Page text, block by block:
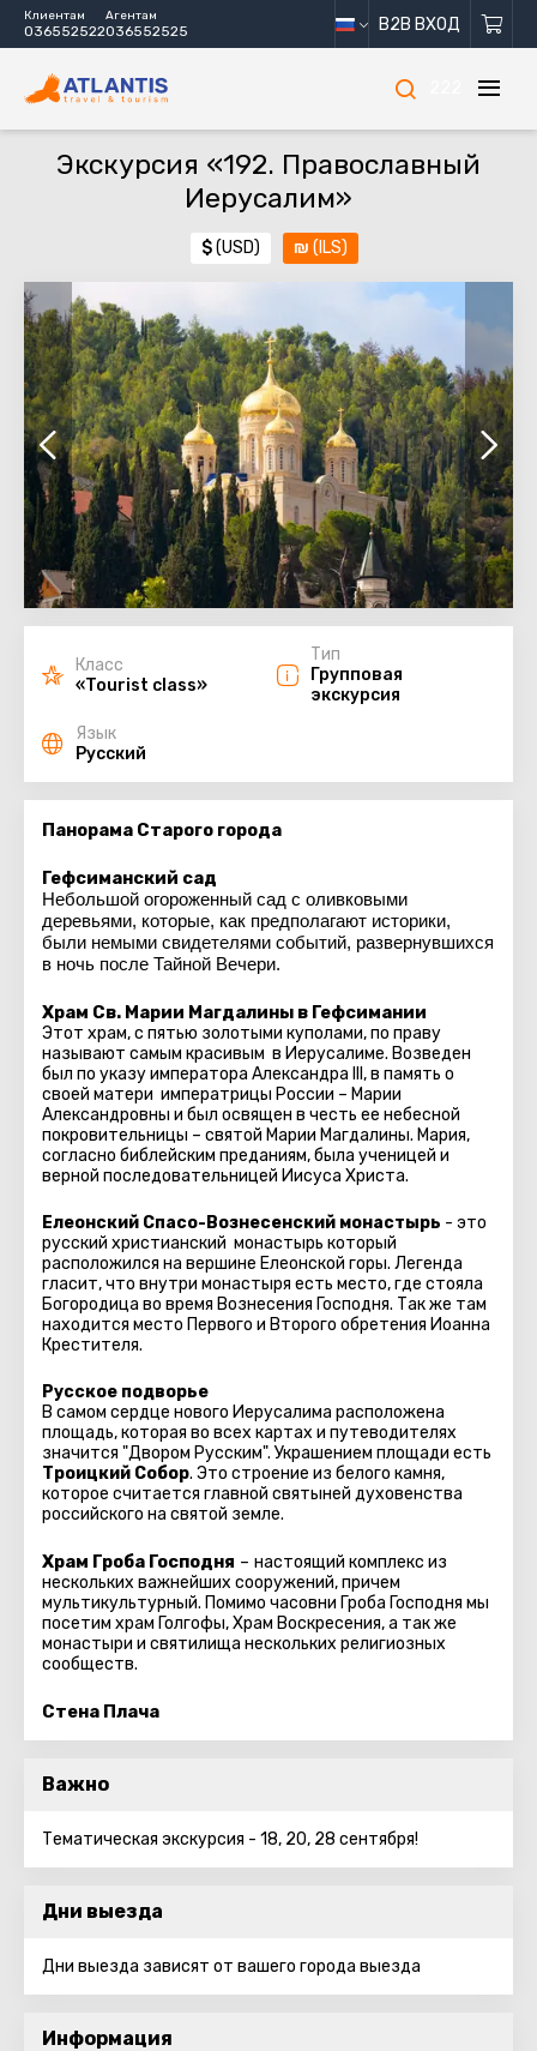
Клиентам
036552522
Агентам
036552525 B2B ВХОД
Экскурсия «192. Православный
Иерусалим»
$(USD) ₪ (ILS)
Класс
«Tourist class»
Тип
Групповая
экскурсия
Язык
Русский
Панорама Старого города
Гефсиманский сад
Небольшой огороженный сад с оливковыми
деревьями, которые, как предполагают историки,
были немыми свидетелями событий, развернувшихся
в ночь после Тайной Вечери.
Храм Св. Марии Магдалины в Гефсимании
Этот храм, с пятью золотыми куполами, по праву
называют самым красивым в Иерусалиме. Возведен
был по указу императора Александра III, в память о
своей матери императрицы России – Марии
Александровны и был освящен в честь ее небесной
покровительницы – святой Марии Магдалины. Мария,
согласно библейским преданиям, была ученицей и
верной последовательницей Иисуса Христа.
Елеонский Спасо-Вознесенский монастырь - это
русский христианский монастырь который
расположился на вершине Елеонской горы. Легенда
гласит, что внутри монастыря есть место, где стояла
Богородица во время Вознесения Господня. Так же там
находится место Первого и Второго обретения Иоанна
Крестителя.
Русское подворье
В самом сердце нового Иерусалима расположена
площадь, которая во всех картах и путеводителях
значится "Двором Русским". Украшением площади есть
Троицкий Собор. Это строение из белого камня,
которое считается главной святыней духовенства
российского на святой земле.
Храм Гроба Господня – настоящий комплекс из
нескольких важнейших сооружений, причем
мультикультурный. Помимо часовни Гроба Господня мы
посетим храм Голгофы, Храм Воскресения, а так же
монастыри и святилища нескольких религиозных
сообществ.
Стена Плача
Важно
Тематическая экскурсия - 18, 20, 28 сентября!
Дни выезда
Дни выезда зависят от вашего города выезда
Информация